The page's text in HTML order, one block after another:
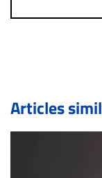
de validation,
Bien à vous,
La Rédaction
Articles